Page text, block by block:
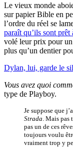
Le vieux monde
sur papier Bible en
l’ordre du réel se
paraît qu’ils sont
volé leur prix pour un
plus qu’un dentier
Dylan, lui, garde le
Vous avez quoi
type de Playboy.
Je suppose que
Strada . Mais
pas un de ces
toujours voulu
vraiment trop y